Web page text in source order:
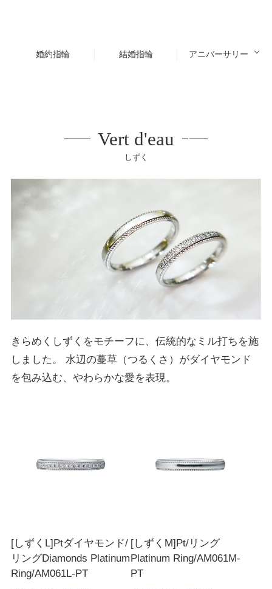
婚約指輪 結婚指輪 アニバーサリー
Vert d'eau
しずく
きらめくしずくをモチーフに、伝統的なミル打ちを施
しました。 水辺の蔓草（つるくさ）がダイヤモンド
を包み込む、やわらかな愛を表現。
[しずくL]Ptダイヤモンド/
リングDiamonds Platinum
Ring/AM061L-PT
[しずくM]Pt/リング
Platinum Ring/AM061M-
PT